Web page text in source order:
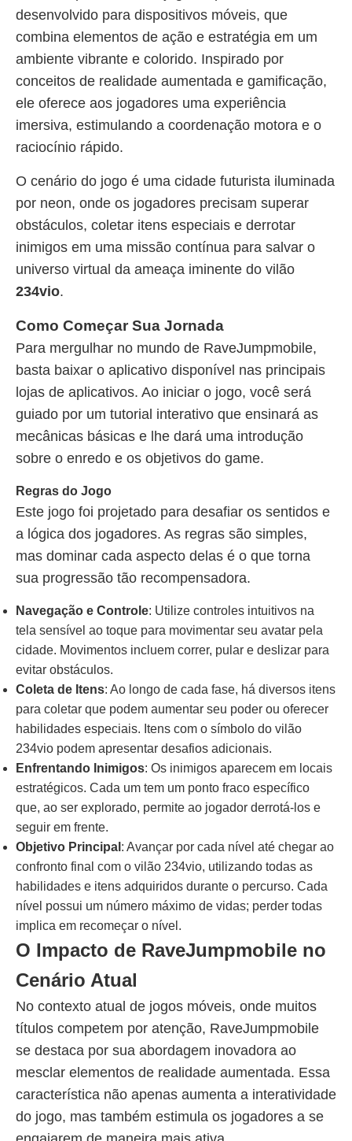
desenvolvido para dispositivos móveis, que
combina elementos de ação e estratégia em um
ambiente vibrante e colorido. Inspirado por
conceitos de realidade aumentada e gamificação,
ele oferece aos jogadores uma experiência
imersiva, estimulando a coordenação motora e o
raciocínio rápido.
O cenário do jogo é uma cidade futurista iluminada
por neon, onde os jogadores precisam superar
obstáculos, coletar itens especiais e derrotar
inimigos em uma missão contínua para salvar o
universo virtual da ameaça iminente do vilão
234vio.
Como Começar Sua Jornada
Para mergulhar no mundo de RaveJumpmobile,
basta baixar o aplicativo disponível nas principais
lojas de aplicativos. Ao iniciar o jogo, você será
guiado por um tutorial interativo que ensinará as
mecânicas básicas e lhe dará uma introdução
sobre o enredo e os objetivos do game.
Regras do Jogo
Este jogo foi projetado para desafiar os sentidos e
a lógica dos jogadores. As regras são simples,
mas dominar cada aspecto delas é o que torna
sua progressão tão recompensadora.
Navegação e Controle: Utilize controles intuitivos na
tela sensível ao toque para movimentar seu avatar pela
cidade. Movimentos incluem correr, pular e deslizar para
evitar obstáculos.
Coleta de Itens: Ao longo de cada fase, há diversos itens
para coletar que podem aumentar seu poder ou oferecer
habilidades especiais. Itens com o símbolo do vilão
234vio podem apresentar desafios adicionais.
Enfrentando Inimigos: Os inimigos aparecem em locais
estratégicos. Cada um tem um ponto fraco específico
que, ao ser explorado, permite ao jogador derrotá-los e
seguir em frente.
Objetivo Principal : Avançar por cada nível até chegar ao
confronto final com o vilão 234vio, utilizando todas as
habilidades e itens adquiridos durante o percurso. Cada
nível possui um número máximo de vidas; perder todas
implica em recomeçar o nível.
O Impacto de RaveJumpmobile no
Cenário Atual
No contexto atual de jogos móveis, onde muitos
títulos competem por atenção, RaveJumpmobile
se destaca por sua abordagem inovadora ao
mesclar elementos de realidade aumentada. Essa
característica não apenas aumenta a interatividade
do jogo, mas também estimula os jogadores a se